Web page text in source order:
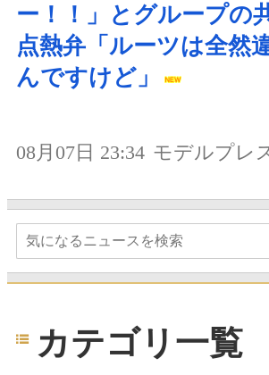
ー！！」とグループの
点熱弁「ルーツは全然
んですけど」
08月07日 23:34 モデルプレ
カテゴリ一覧